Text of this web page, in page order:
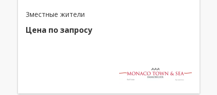
3местные жители
Цена по запросу